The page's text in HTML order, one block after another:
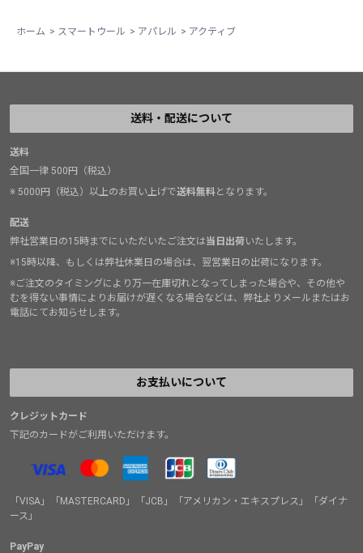
ホーム > スマートウール > アパレル > アクティブ
送料・配送について
送料
全国一律 500円（税込）
※ 5000円（税込）以上のお買い上げで送料無料となります。
配送
弊社営業日の15時までにいただいたご注文は当日出荷いたします。
※15時以降、もしくは弊社休業日の場合は、翌営業日の出荷になります。
※ご注文のタイミングにより万一在庫切れとなってしまった場合や、その他や
むを得ない事情によりお届けが遅くなる場合などは、弊社よりメールまたはお
電話にてお知らせします。
お支払いについて
クレジットカード
下記のカードがご利用いただけます。
「VISA」「MASTERCARD」「JCB」「アメリカン・エキスプレス」「ダイナ
ース」
PayPay